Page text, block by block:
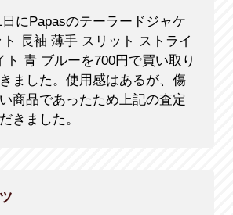
にPapasのテーラードジャケ
長袖 薄手 スリット ストライ
ト 青 ブルーを700円で買い取り
ました。使用感はあるが、傷
商品であったため上記の査定
きました。